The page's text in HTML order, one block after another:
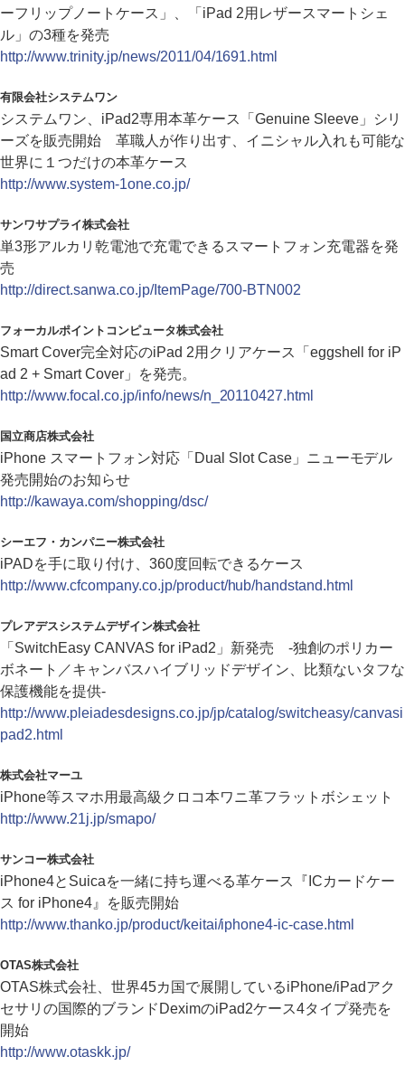
ーフリップノートケース」、「iPad 2用レザースマートシェ
ル」の3種を発売
http://www.trinity.jp/news/2011/04/1691.html
有限会社システムワン
システムワン、iPad2専用本革ケース「Genuine Sleeve」シリ
ーズを販売開始 革職人が作り出す、イニシャル入れも可能な
世界に１つだけの本革ケース
http://www.system-1one.co.jp/
サンワサプライ株式会社
単3形アルカリ乾電池で充電できるスマートフォン充電器を発
売
http://direct.sanwa.co.jp/ItemPage/700-BTN002
フォーカルポイントコンピュータ株式会社
Smart Cover完全対応のiPad 2用クリアケース「eggshell for iP
ad 2 + Smart Cover」を発売。
http://www.focal.co.jp/info/news/n_20110427.html
国立商店株式会社
iPhone スマートフォン対応「Dual Slot Case」ニューモデル
発売開始のお知らせ
http://kawaya.com/shopping/dsc/
シーエフ・カンパニー株式会社
iPADを手に取り付け、360度回転できるケース
http://www.cfcompany.co.jp/product/hub/handstand.html
プレアデスシステムデザイン株式会社
「SwitchEasy CANVAS for iPad2」新発売 -独創のポリカー
ボネート／キャンバスハイブリッドデザイン、比類ないタフな
保護機能を提供-
http://www.pleiadesdesigns.co.jp/jp/catalog/switcheasy/canvasi
pad2.html
株式会社マーユ
iPhone等スマホ用最高級クロコ本ワニ革フラットボシェット
http://www.21j.jp/smapo/
サンコー株式会社
iPhone4とSuicaを一緒に持ち運べる革ケース『ICカードケー
ス for iPhone4』を販売開始
http://www.thanko.jp/product/keitai/iphone4-ic-case.html
OTAS株式会社
OTAS株式会社、世界45カ国で展開しているiPhone/iPadアク
セサリの国際的ブランドDeximのiPad2ケース4タイプ発売を
開始
http://www.otaskk.jp/